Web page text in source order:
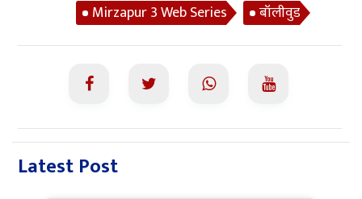
Mirzapur 3 Web Series
बॉलीवुड
Latest Post